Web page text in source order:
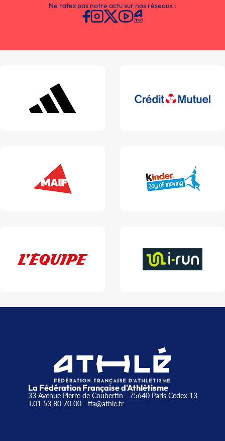
Ne ratez pas notre actu sur nos réseaux :
La Fédération Française d'Athlétisme
33 Avenue Pierre de Coubertin - 75640 Paris Cedex 13
T.01 53 80 70 00- ffa@athle.fr